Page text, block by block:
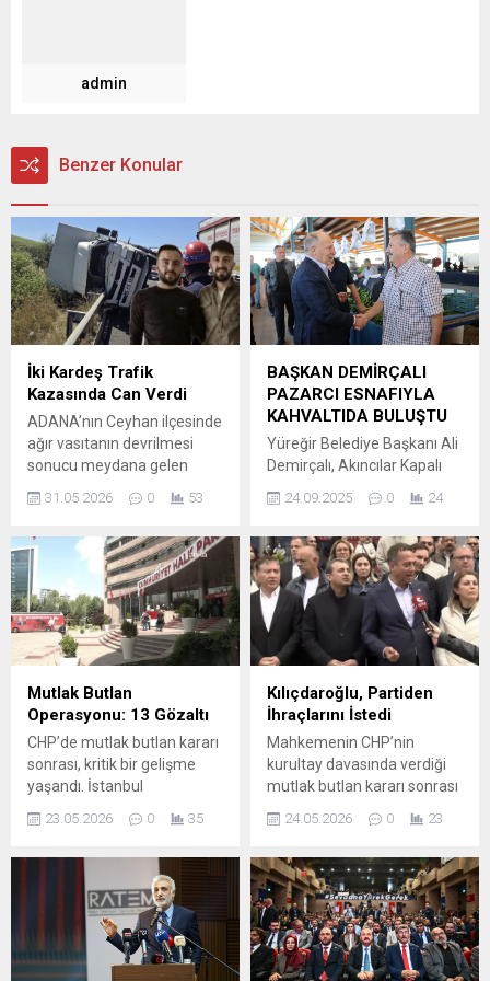
admin
Benzer Konular
İki Kardeş Trafik
Kazasında Can Verdi
ADANA’nın Ceyhan ilçesinde
ağır vasıtanın devrilmesi
sonucu meydana gelen
trafik kazasında 2 kardeş
hayatını kaybetti. Kaza,
ayrımında meydana geldi.
İddiaya göre, sürücüsünün
kontrolünü kaybettiği ağır
vasıta yola devrildi. Kazada
araç içerisinde bulunan
Hakan Günay ile kardeşi
Erhan Günay ağır yaralandı.
İhbar üzerine olay yerine
sağlık, polis...
31.05.2026 0 53
BAŞKAN DEMİRÇALI
PAZARCI ESNAFIYLA
KAHVALTIDA BULUŞTU
Yüreğir Belediye Başkanı Ali
Demirçalı, Akıncılar Kapalı
Semt Pazarı’nda
düzenlenen kahvaltı
esnafıyla buluşarak, esnafın
sorunlarını dinledi ve çözüm
yolları üzerine istişarelerde
bulundu. Pazarcı esnafının
kahvaltı daveti ile Akıncılar
Kapalı Semt Pazarı’nı
ziyaret eden Yüreğir
Belediye Başkanı Ali
Demirçalı, pazarcı esnafının
ilçenin ekonomik ve sosyal
dokusunda önemli bir yere...
24.09.2025 0 24
Mutlak Butlan
Operasyonu: 13 Gözaltı
CHP’de mutlak butlan kararı
sonrası, kritik bir gelişme
yaşandı. İstanbul
CHP’nin 38. Olağan
kullanma iradesini
etkilemeye yönelik
müdahale edildiğine ilişkin
iddialar üzerine yürütülen
soruşturma kapsamında
23.05.2026 0 35
Kılıçdaroğlu, Partiden
İhraçlarını İstedi
Mahkemenin CHP’nin
kurultay davasında verdiği
mutlak butlan kararı sonrası
CHP Genel Başkanlığı’na
Kılıçdaroğlu’nun CHP Genel
Merkezi’nin tahliye edilmesi
için Ankara İl emniyet
Müdürlüğü’ne 2. kez
başvuru yaptı. ANKARA’DA
24.05.2026 0 23